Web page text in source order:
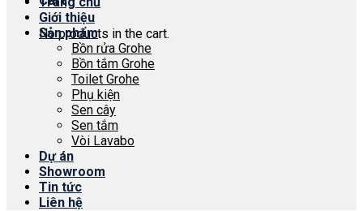
No products in the cart.
Giới thiệu
Sản phẩm
Bồn rửa Grohe
Bồn tắm Grohe
Toilet Grohe
Phụ kiện
Sen cây
Sen tắm
Vòi Lavabo
Dự án
Showroom
Tin tức
Liên hệ